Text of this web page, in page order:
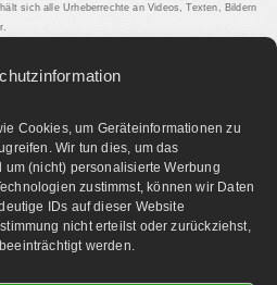
Cookies, um Geräteinformationen zu
Wir tun dies, um das
(nicht) personalisierte Werbung
zustimmst, können wir Daten
IDs auf dieser Website
nicht erteilst oder zurückziehst,
werden.
sich alle Urheberrechte an Videos, Texten, Bildern